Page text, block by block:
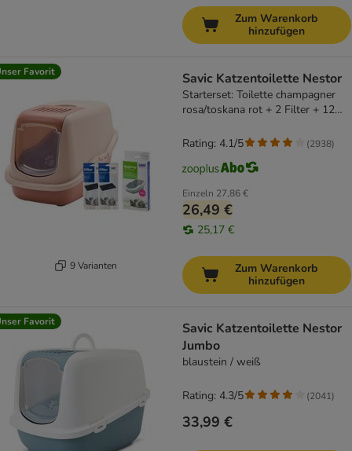
Zum Warenkorb
hinzufügen
Favorit
9 Varianten
Savic Katzentoilette Nestor
Starterset: Toilette champagner
rosa/toskana rot + 2 Filter + 12
Einzeln 27,86 €
26,49 €
25,17 €
Rating: 4.1/5 (2938)
Zum Warenkorb
hinzufügen
Favorit
Savic Katzentoilette Nestor
Jumbo
blaustein / weiß
33,99 €
Rating: 4.3/5 (2041)